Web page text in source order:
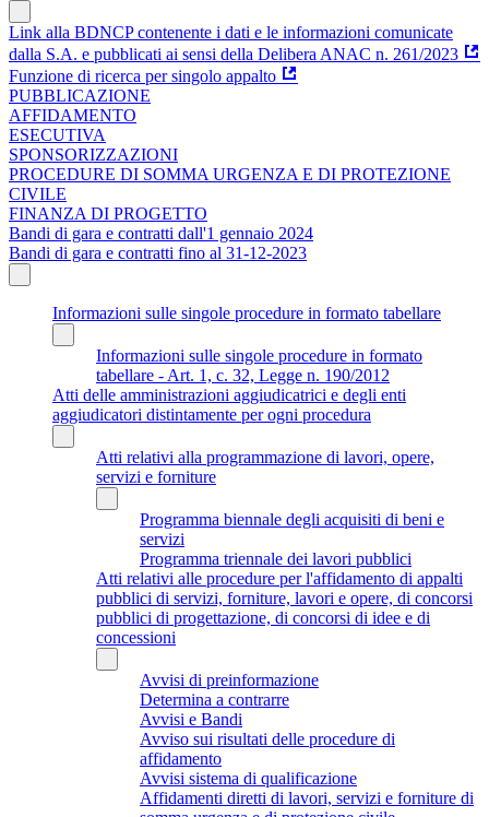
Link alla BDNCP contenente i dati e le informazioni comunicate
dalla S.A. e pubblicati ai sensi della Delibera ANAC n. 261/2023
Funzione di ricerca per singolo appalto
PUBBLICAZIONE
AFFIDAMENTO
ESECUTIVA
SPONSORIZZAZIONI
PROCEDURE DI SOMMA URGENZA E DI PROTEZIONE
CIVILE
FINANZA DI PROGETTO
Bandi di gara e contratti dall'1 gennaio 2024
Bandi di gara e contratti fino al 31-12-2023
Informazioni sulle singole procedure in formato tabellare
Informazioni sulle singole procedure in formato
tabellare - Art. 1, c. 32, Legge n. 190/2012
Atti delle amministrazioni aggiudicatrici e degli enti
aggiudicatori distintamente per ogni procedura
Atti relativi alla programmazione di lavori, opere,
servizi e forniture
Programma biennale degli acquisiti di beni e
servizi
Programma triennale dei lavori pubblici
Atti relativi alle procedure per l'affidamento di appalti
pubblici di servizi, forniture, lavori e opere, di concorsi
pubblici di progettazione, di concorsi di idee e di
concessioni
Avvisi di preinformazione
Determina a contrarre
Avvisi e Bandi
Avviso sui risultati delle procedure di
affidamento
Avvisi sistema di qualificazione
Affidamenti diretti di lavori, servizi e forniture di